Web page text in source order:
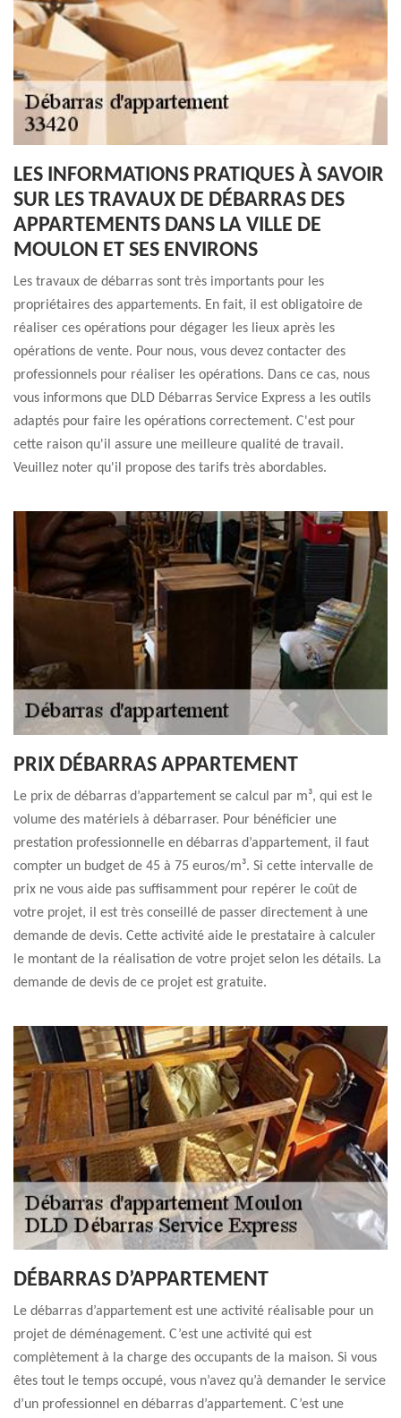
LES INFORMATIONS PRATIQUES À SAVOIR
SUR LES TRAVAUX DE DÉBARRAS DES
APPARTEMENTS DANS LA VILLE DE
MOULON ET SES ENVIRONS
Les travaux de débarras sont très importants pour les
propriétaires des appartements. En fait, il est obligatoire de
réaliser ces opérations pour dégager les lieux après les
opérations de vente. Pour nous, vous devez contacter des
professionnels pour réaliser les opérations. Dans ce cas, nous
vous informons que DLD Débarras Service Express a les outils
adaptés pour faire les opérations correctement. C'est pour
cette raison qu'il assure une meilleure qualité de travail.
Veuillez noter qu'il propose des tarifs très abordables.
PRIX DÉBARRAS APPARTEMENT
Le prix de débarras d’appartement se calcul par m³, qui est le
volume des matériels à débarraser. Pour bénéficier une
prestation professionnelle en débarras d’appartement, il faut
compter un budget de 45 à 75 euros/m³. Si cette intervalle de
prix ne vous aide pas suffisamment pour repérer le coût de
votre projet, il est très conseillé de passer directement à une
demande de devis. Cette activité aide le prestataire à calculer
le montant de la réalisation de votre projet selon les détails. La
demande de devis de ce projet est gratuite.
DÉBARRAS D’APPARTEMENT
Le débarras d’appartement est une activité réalisable pour un
projet de déménagement. C’est une activité qui est
complètement à la charge des occupants de la maison. Si vous
êtes tout le temps occupé, vous n’avez qu’à demander le service
d’un professionnel en débarras d’appartement. C’est une